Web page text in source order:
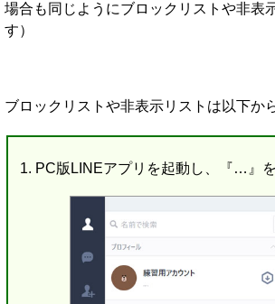
場合も同じようにブロックリストや非表
す）
ブロックリストや非表示リストは以下か
PC版LINEアプリを起動し、『…』